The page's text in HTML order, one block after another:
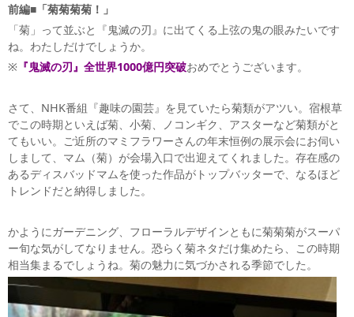
前編■「菊菊菊菊！」
「菊」って並ぶと『鬼滅の刃』に出てくる上弦の鬼の眼みたいです
ね。わたしだけでしょうか。
※ 『鬼滅の刃』全世界1000億円突破おめでとうございます。
さて、NHK番組『趣味の園芸』を見ていたら菊類がアツい。宿根草
でこの時期といえば菊、小菊、ノコンギク、アスターなど菊類がと
てもいい。ご近所のマミフラワーさんの年末恒例の展示会にお伺い
しまして、マム（菊）が会場入口で出迎えてくれました。存在感の
あるディスバッドマムを使った作品がトップバッターで、なるほど
トレンドだと納得しました。
かようにガーデニング、フローラルデザインともに菊菊菊がスーパ
ー旬な気がしてなりません。恐らく菊ネタだけ集めたら、この時期
相当集まるでしょうね。菊の魅力に気づかされる季節でした。